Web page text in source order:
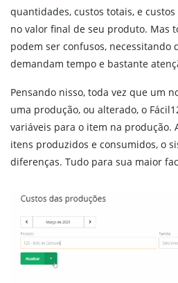
quantidades, custos totais, e
no valor final de seu produto. Mas
podem ser confusos, necessitando
demandam tempo e bastante
Pensando nisso, toda vez que um
uma produção, ou alterado, o
variáveis para o item na produção.
itens produzidos e consumidos, o
diferenças. Tudo para sua maior